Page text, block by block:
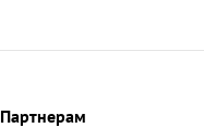
Партнерам